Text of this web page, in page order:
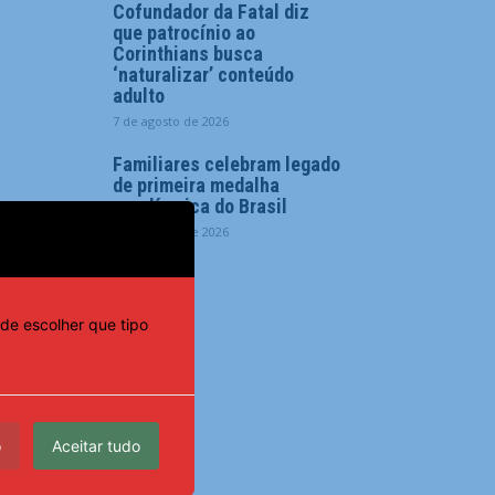
Cofundador da Fatal diz
que patrocínio ao
Corinthians busca
‘naturalizar’ conteúdo
adulto
7 de agosto de 2026
Familiares celebram legado
de primeira medalha
paralímpica do Brasil
7 de agosto de 2026
escolher que tipo
Aceitar tudo